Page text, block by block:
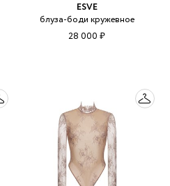
ESVE
блуза-боди кружевное
28 000 ₽